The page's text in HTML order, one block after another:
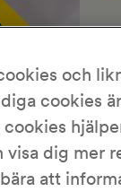
och
cookies
dig mer
att